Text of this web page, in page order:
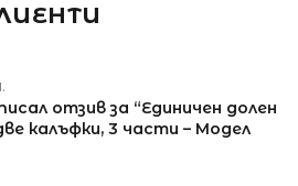
отзив за “Единичен долен
калъфки, 3 части – Модел